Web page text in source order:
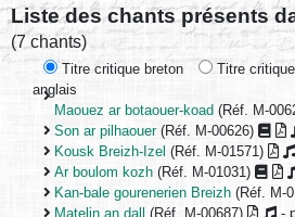
Liste des chants présents
(7 chants)
Titre critique breton Titre
anglais
Maouez ar botaouer-koad (Réf. M-
Son ar pilhaouer(Réf. M-00626)
Kousk Breizh-Izel (Réf. M-01571)
Ar boulom kozh (Réf. M-01031)
Kan-bale gourenerien Breizh (Réf. M-
Matelin an dall
(Réf. M-00687)
-